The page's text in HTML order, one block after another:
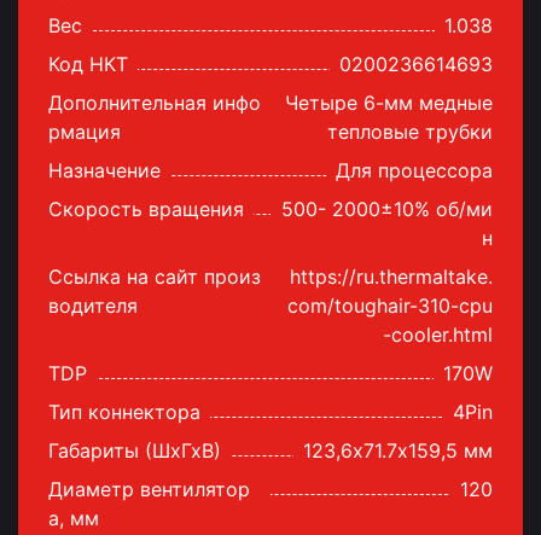
Вес
1.038
Код НКТ
0200236614693
Дополнительная инфо
рмация
Четыре 6-мм медные
тепловые трубки
Назначение
Для процессора
Скорость вращения
500- 2000±10% об/ми
н
Ссылка на сайт произ
водителя
https://ru.thermaltake.
com/toughair-310-cpu
-cooler.html
TDP
170W
Тип коннектора
4Pin
Габариты (ШхГхВ)
123,6х71.7х159,5 мм
Диаметр вентилятор
а, мм
120